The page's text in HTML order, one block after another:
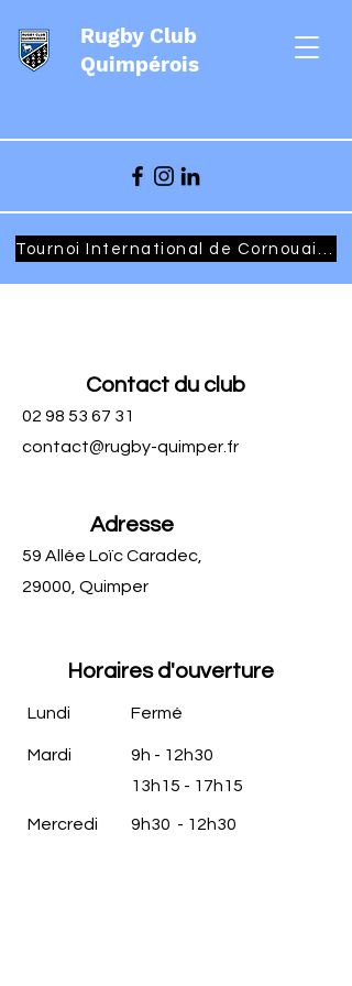
Rugby Club
Quimpérois
Contact du club
02 98 53 67 31
contact@rugby-quimper.fr
Adresse
59 Allée Loïc Caradec,
29000, Quimper
Horaires d'ouverture
Lundi Fermé
Mardi
​9h - 12h30
​13h15 - 17h15
Mercredi
​9h30 - 12h30